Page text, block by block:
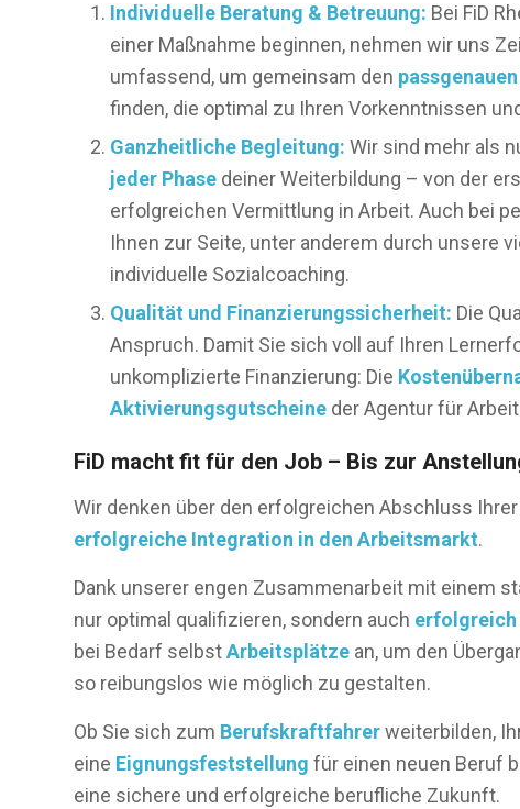
Individuelle Beratung & Betreuung: Bei FiD
einer Maßnahme beginnen, nehmen wir uns
umfassend, um gemeinsam den
finden, die optimal zu Ihren Vorkenntnissen
Ganzheitliche Begleitung: Wir sind mehr als
jeder Phase deiner Weiterbildung – von der
erfolgreichen Vermittlung in Arbeit. Auch bei
Ihnen zur Seite, unter anderem durch unsere
individuelle Sozialcoaching.
Qualität und Finanzierungssicherheit: Die
Anspruch. Damit Sie sich voll auf Ihren
unkomplizierte Finanzierung: Die
Aktivierungsgutscheine der Agentur für
FiD macht fit für den Job – Bis zur
Wir denken über den erfolgreichen Abschluss
erfolgreiche Integration in den Arbeitsmarkt.
Dank unserer engen Zusammenarbeit mit einem
nur optimal qualifizieren, sondern auch
bei Bedarf selbstArbeitsplätze an, um den
so reibungslos wie möglich zu gestalten.
Ob Sie sich zum Berufskraftfahrerweiterbilden,
eine Eignungsfeststellung für einen neuen Beruf
eine sichere und erfolgreiche berufliche Zukunft.